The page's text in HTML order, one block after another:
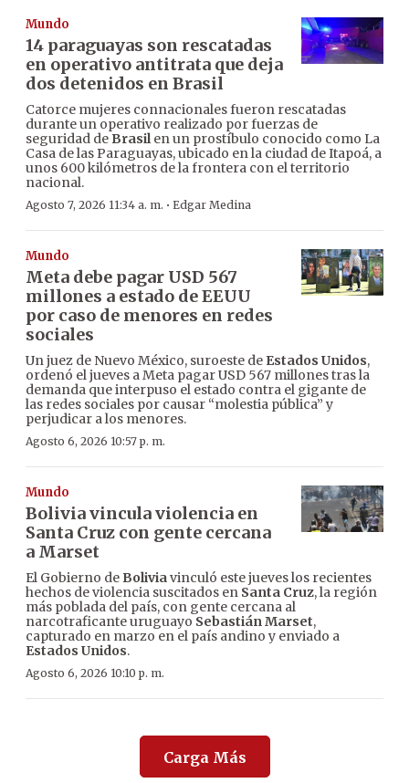
Mundo
14 paraguayas son rescatadas
en operativo antitrata que deja
dos detenidos en Brasil
Catorce mujeres connacionales fueron rescatadas
durante un operativo realizado por fuerzas de
seguridad de Brasilen un prostíbulo conocido como La
Casa de las Paraguayas, ubicado en la ciudad de Itapoá, a
unos 600 kilómetros de la frontera con el territorio
nacional.
Agosto 7, 2026 11:34 a. m. · Edgar Medina
Mundo
Meta debe pagar USD 567
millones a estado de EEUU
por caso de menores en redes
sociales
Un juez de Nuevo México, suroeste de Estados Unidos,
ordenó el jueves a Meta pagar USD 567 millones tras la
demanda que interpuso el estado contra el gigante de
las redes sociales por causar “molestia pública” y
perjudicar a los menores.
Agosto 6, 2026 10:57 p. m.
Mundo
Bolivia vincula violencia en
Santa Cruz con gente cercana
a Marset
El Gobierno de Boliviavinculó este jueves los recientes
hechos de violencia suscitados en Santa Cruz, la región
más poblada del país, con gente cercana al
narcotraficante uruguayo Sebastián Marset,
capturado en marzo en el país andino y enviado a
Estados Unidos.
Agosto 6, 2026 10:10 p. m.
Carga Más